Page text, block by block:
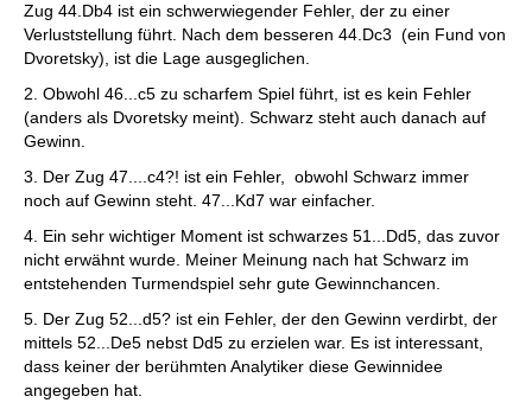
Zug 44.Db4 ist ein schwerwiegender Fehler, der zu einer
Verluststellung führt. Nach dem besseren 44.Dc3 (ein Fund von
Dvoretsky), ist die Lage ausgeglichen.
2. Obwohl 46...c5 zu scharfem Spiel führt, ist es kein Fehler
(anders als Dvoretsky meint). Schwarz steht auch danach auf
Gewinn.
3. Der Zug 47....c4?! ist ein Fehler, obwohl Schwarz immer
noch auf Gewinn steht. 47...Kd7 war einfacher.
4. Ein sehr wichtiger Moment ist schwarzes 51...Dd5, das zuvor
nicht erwähnt wurde. Meiner Meinung nach hat Schwarz im
entstehenden Turmendspiel sehr gute Gewinnchancen.
5. Der Zug 52...d5? ist ein Fehler, der den Gewinn verdirbt, der
mittels 52...De5 nebst Dd5 zu erzielen war. Es ist interessant,
dass keiner der berühmten Analytiker diese Gewinnidee
angegeben hat.